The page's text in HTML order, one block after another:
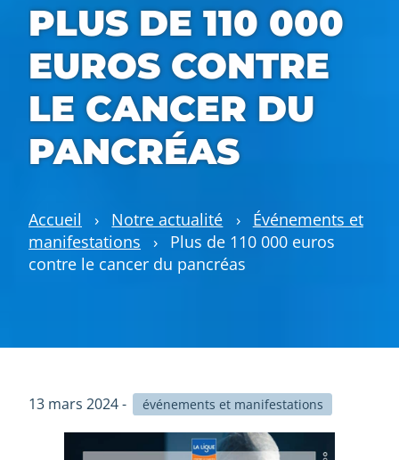
PLUS DE 110 000
EUROS CONTRE
LE CANCER DU
PANCRÉAS
Accueil › Notre actualité › Événements et
manifestations
› Plus de 110 000 euros
contre le cancer du pancréas
13 mars 2024 - événements et manifestations